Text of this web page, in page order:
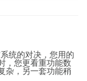
统的对决，您用的
，您更看重功能数
杂，另一套功能稍